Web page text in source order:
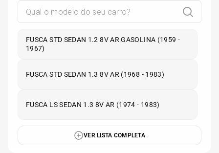
FUSCA STD SEDAN 1.2 8V AR GASOLINA (1959 -
1967)
FUSCA STD SEDAN 1.3 8V AR (1968 - 1983)
FUSCA LS SEDAN 1.3 8V AR (1974 - 1983)
VER LISTA COMPLETA